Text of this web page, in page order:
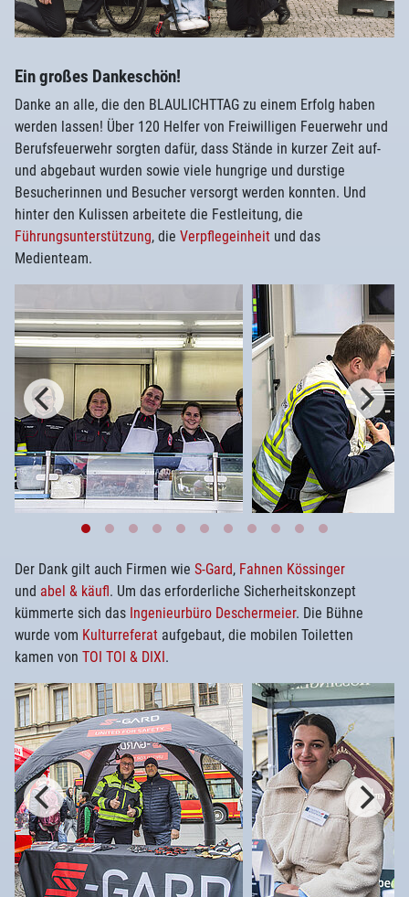
Ein großes Dankeschön!
Danke an alle, die den BLAULICHTTAG zu einem Erfolg haben
werden lassen! Über 120 Helfer von Freiwilligen Feuerwehr und
Berufsfeuerwehr sorgten dafür, dass Stände in kurzer Zeit auf-
und abgebaut wurden sowie viele hungrige und durstige
Besucherinnen und Besucher versorgt werden konnten. Und
hinter den Kulissen arbeitete die Festleitung, die
Führungsunterstützung, die Verpflegeinheit und das
Medienteam.
Der Dank gilt auch Firmen wie S-Gard, Fahnen Kössinger
und abel & käufl. Um das erforderliche Sicherheitskonzept
kümmerte sich das Ingenieurbüro Deschermeier. Die Bühne
wurde vom Kulturreferat aufgebaut, die mobilen Toiletten
kamen von TOI TOI & DIXI.